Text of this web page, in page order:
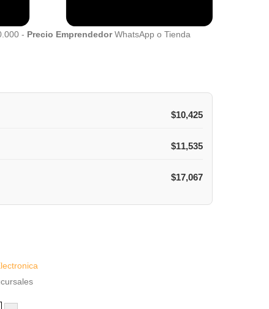
- Precio EmprendedorWhatsApp o Tienda
$10,425
$11,535
$17,067